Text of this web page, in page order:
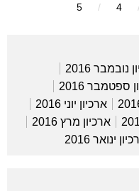
4
5
נובמבר 2016
ספטמבר 2016
ארכיון יוני 2016
ארכיון מרץ 2016
ינואר 2016